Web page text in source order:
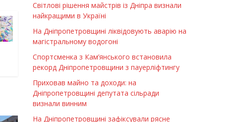
Світлові рішення майстрів із Дніпра визнали
найкращими в Україні
На Дніпропетровщині ліквідовують аварію на
магістральному водогоні
Спортсменка з Кам’янського встановила
рекорд Дніпропетровщини з пауерліфтингу
Приховав майно та доходи: на
Дніпропетровщині депутата сільради
визнали винним
На Дніпропетровщині зафіксували рясне